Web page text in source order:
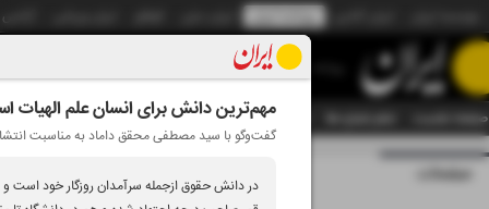
صفحه نخست تمام ویژه نامه ها آرشیو سازمان آگهی‌ها دستیار
مهم‌ترین دانش برای انسان علم الهیات
گفت‌وگو با سید مصطفی محقق داماد به مناسبت انتشار دو
در دانش حقوق ازجمله سرآمدان روزگار خود است و صفحات شماره نه هزار و